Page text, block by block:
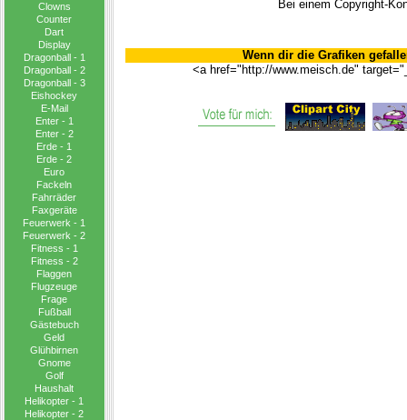
Clowns
Counter
Dart
Display
Dragonball - 1
Dragonball - 2
Dragonball - 3
Eishockey
E-Mail
Enter - 1
Enter - 2
Erde - 1
Erde - 2
Euro
Fackeln
Fahrräder
Faxgeräte
Feuerwerk - 1
Feuerwerk - 2
Fitness - 1
Fitness - 2
Flaggen
Flugzeuge
Frage
Fußball
Gästebuch
Geld
Glühbirnen
Gnome
Golf
Haushalt
Helikopter - 1
Helikopter - 2
Bei einem Copyright-
Wenn dir die Grafiken
<a href="http://www.meisch.de"